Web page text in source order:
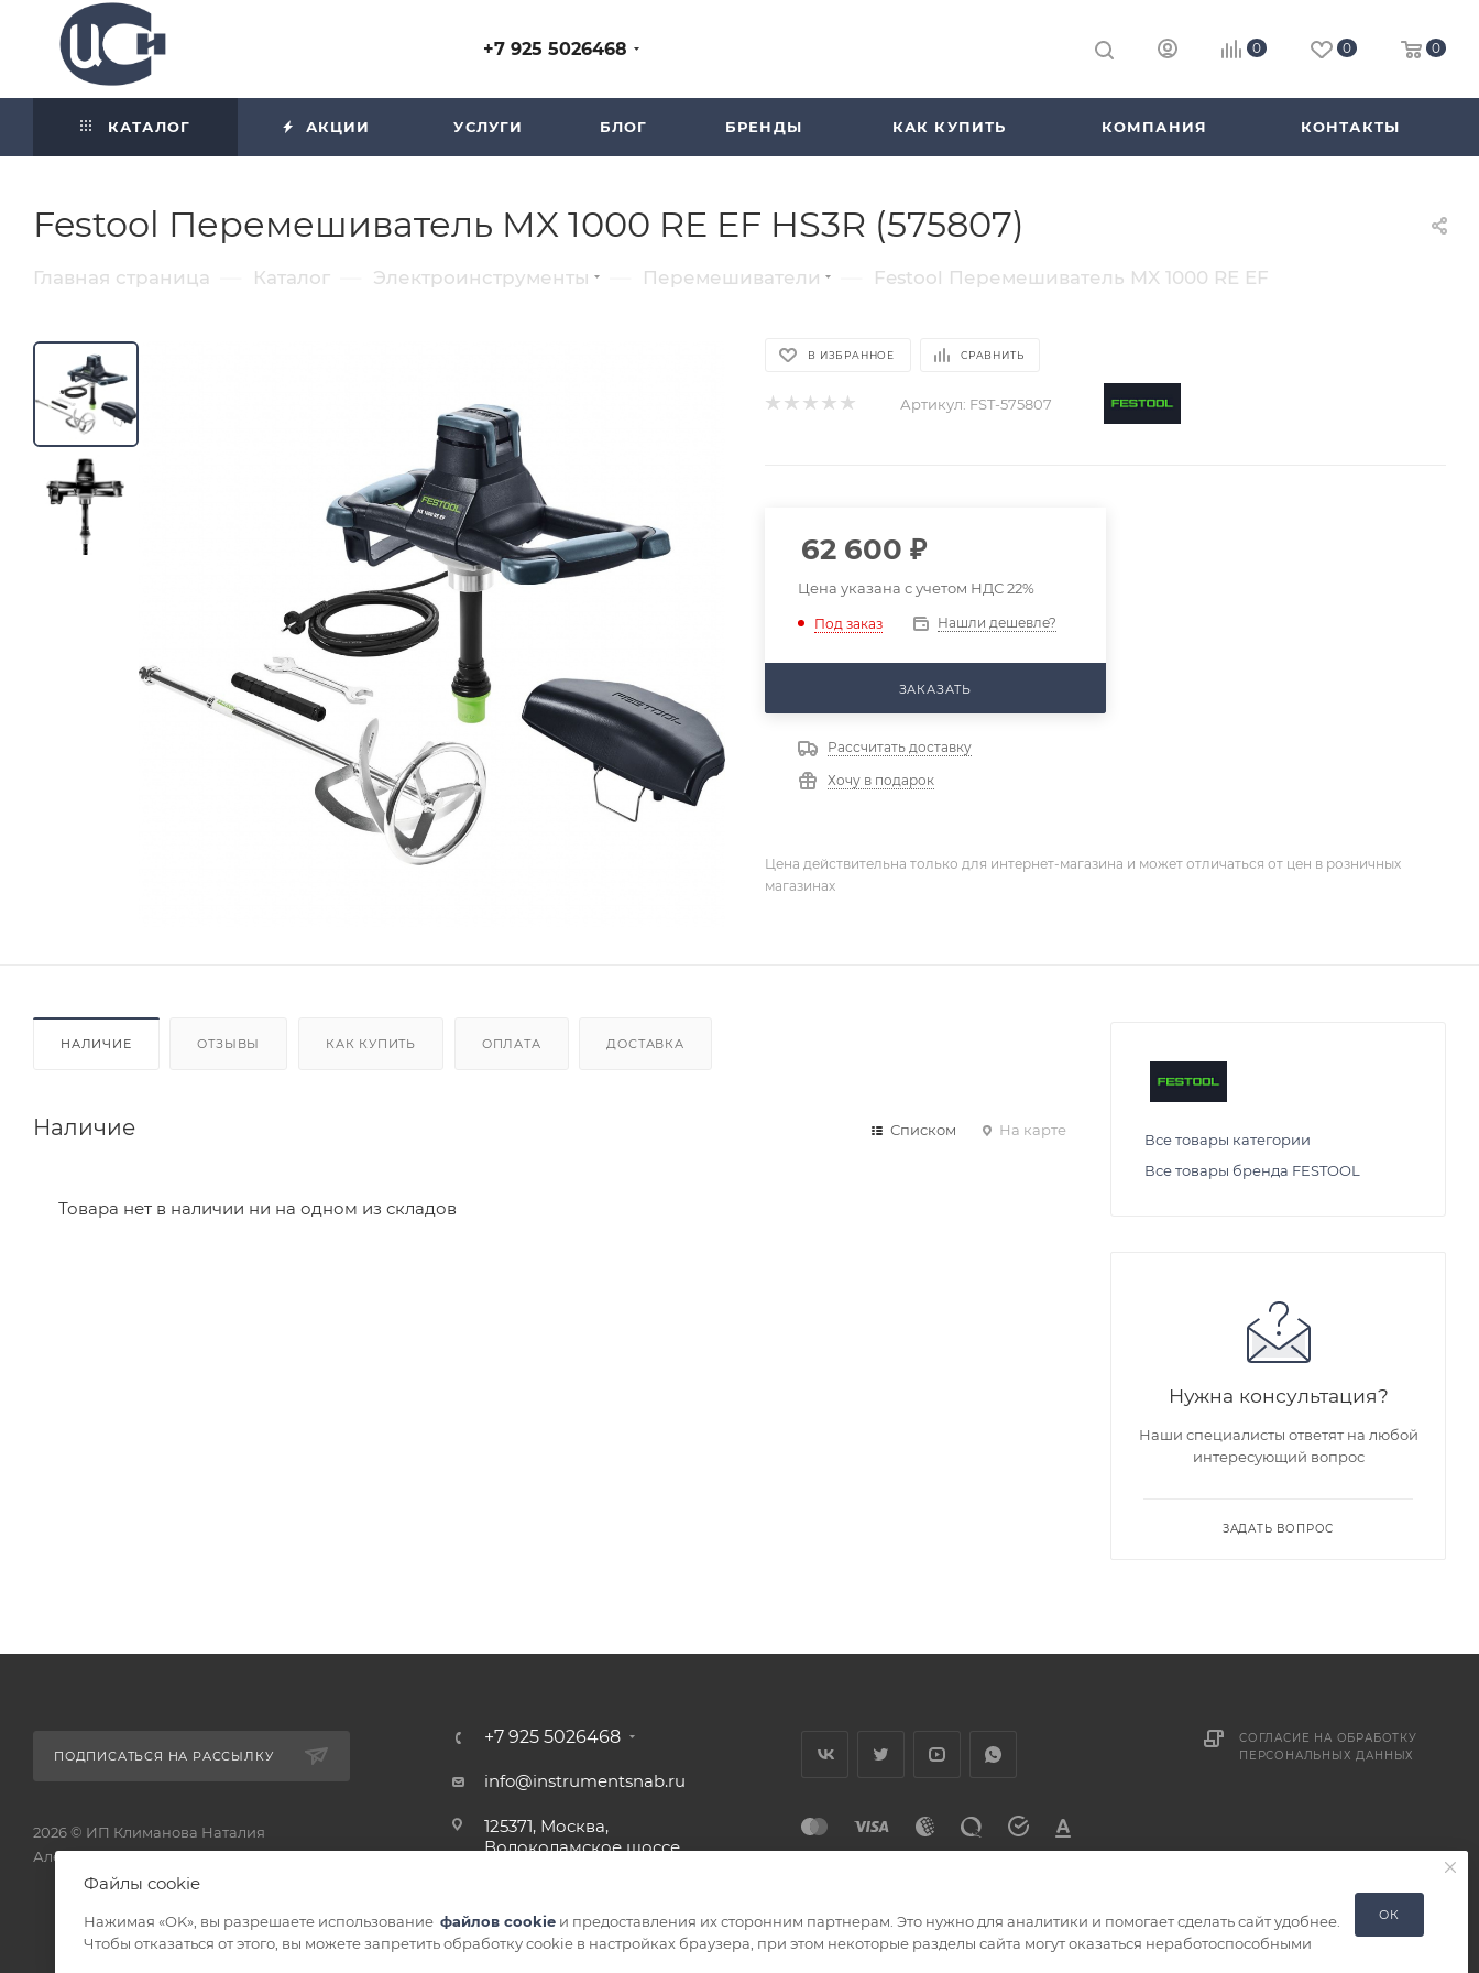
+7 925 5026468 0 0 0
КАТАЛОГ АКЦИИ УСЛУГИ БЛОГ БРЕНДЫ КАК КУПИТЬ КОМПАНИЯ КОНТАКТЫ
Festool Перемешиватель MX 1000 RE EF HS3R (575807)
Главная страница Каталог Электроинструменты Перемешиватели Festool Перемешиватель MX 1000 RE EF
В ИЗБРАННОЕ СРАВНИТЬ
Артикул: FST-575807
62 600 ₽
Цена указана с учетом НДС 22%
Под заказ Нашли дешевле?
ЗАКАЗАТЬ
Рассчитать доставку
Хочу в подарок
Цена действительна только для интернет-магазина и может отличаться от цен в розничных
магазинах
НАЛИЧИЕ ОТЗЫВЫ КАК КУПИТЬ ОПЛАТА ДОСТАВКА
Наличие Списком На карте
Товара нет в наличии ни на одном из складов
Все товары категории
Все товары бренда FESTOOL
Нужна консультация?
Наши специалисты ответят на любой
интересующий вопрос
ЗАДАТЬ ВОПРОС
ПОДПИСАТЬСЯ НА РАССЫЛКУ
2026 © ИП Климанова Наталия
Александровна - интернет-магазин
+7 925 5026468
info@instrumentsnab.ru
125371, Москва,
Волоколамское шоссе,
СОГЛАСИЕ НА ОБРАБОТКУ
ПЕРСОНАЛЬНЫХ ДАННЫХ
Файлы cookie
Нажимая «OK», вы разрешаете использование файлов cookie и предоставления их сторонним партнерам. Это нужно для аналитики и помогает сделать сайт удобнее.
Чтобы отказаться от этого, вы можете запретить обработку cookie в настройках браузера, при этом некоторые разделы сайта могут оказаться неработоспособными
ОК